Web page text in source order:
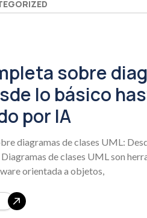
sobre
lo básico
por IA
diagramas de clases UML:
de clases UML son
orientada a objetos,